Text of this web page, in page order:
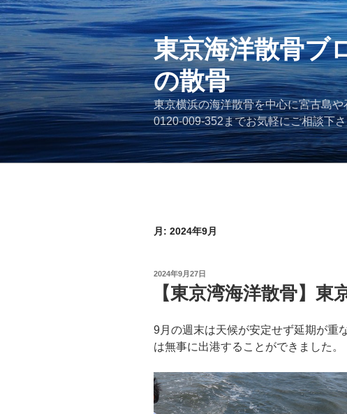
コ
ン
ン
ツ
へ
ス
ッ
プ
東京海洋散骨ブ
の散骨
東京横浜の海洋散骨を中心に宮古島
0120-009-352までお気軽にご相談下
月: 2024年9月
投
2024年9月27日
【東京湾海洋散骨】
9月の週末は天候が安定せず延期が重
は無事に出港することができました。